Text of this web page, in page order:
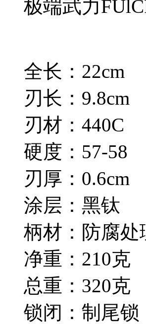
极端武力
全长：22cm
刃长：9.8cm
刃材：440C
硬度：57-58
刃厚：0.6cm
涂层：黑钛
柄材：防腐处
净重：210克
总重：320克
锁闭：制尾